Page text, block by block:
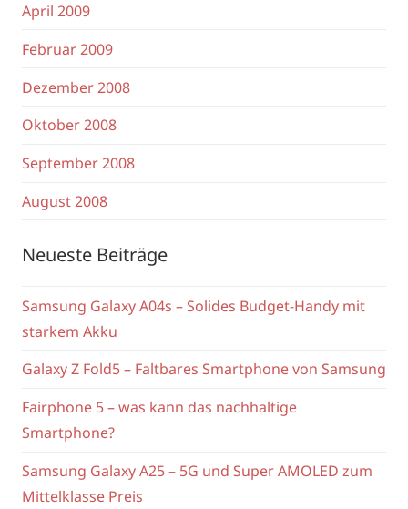
April 2009
Februar 2009
Dezember 2008
Oktober 2008
September 2008
August 2008
Neueste Beiträge
Samsung Galaxy A04s – Solides Budget-Handy mit
starkem Akku
Galaxy Z Fold5 – Faltbares Smartphone von Samsung
Fairphone 5 – was kann das nachhaltige
Smartphone?
Samsung Galaxy A25 – 5G und Super AMOLED zum
Mittelklasse Preis